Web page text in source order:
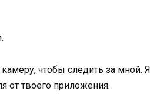
чтобы следить за мной. Я
от твоего приложения.